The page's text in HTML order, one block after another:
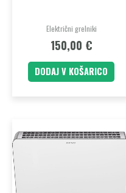
Električni grelniki
150,00 €
DODAJ V KOŠARICO